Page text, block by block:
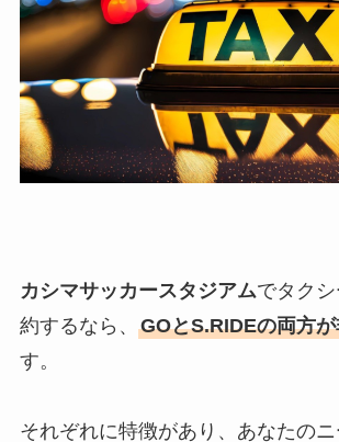
カシマサッカースタジアムでタク
約するなら、 GOとS.RIDEの両方
す。
それぞれに特徴があり、あなたの